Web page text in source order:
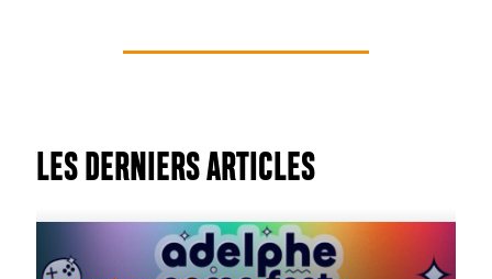
LES DERNIERS ARTICLES